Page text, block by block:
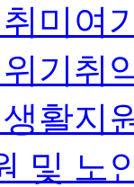
미여
기취
활지
및 노